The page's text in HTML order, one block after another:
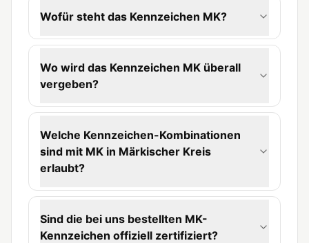
Wofür steht das Kennzeichen MK?
Wo wird das Kennzeichen MK überall
vergeben?
Welche Kennzeichen-Kombinationen
sind mit MK in Märkischer Kreis
erlaubt?
Sind die bei uns bestellten MK-
Kennzeichen offiziell zertifiziert?